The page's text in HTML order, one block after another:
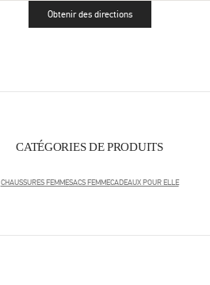
Obtenir des directionsLink Opens in New Tab
CATÉGORIES DE PRODUITS
CHAUSSURES FEMMESACS FEMMECADEAUX POUR ELLE